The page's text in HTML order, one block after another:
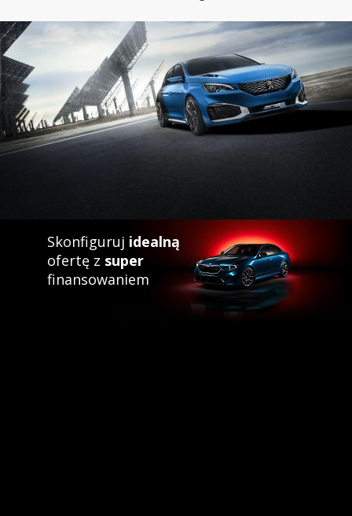
Skonfiguruj idealną
ofertę z super
finansowaniem